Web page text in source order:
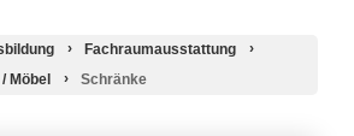
Fachraumausstattung
Möbel
Schränke